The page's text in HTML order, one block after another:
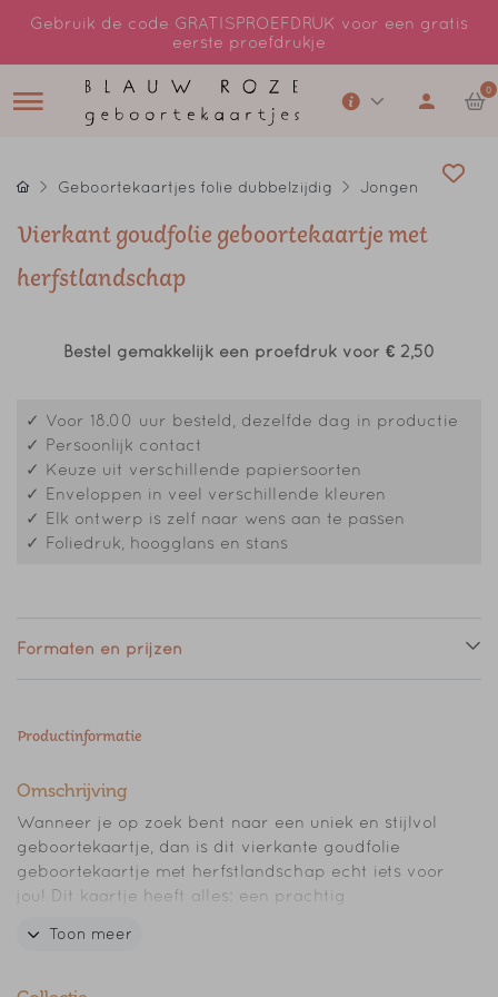
Gebruik de code GRATISPROEFDRUK voor een gratis
eerste proefdrukje
0
Geboortekaartjes folie dubbelzijdig Jongen
Vierkant goudfolie geboortekaartje met
herfstlandschap
Bestel gemakkelijk een proefdruk voor € 2,50
✓ Voor 18.00 uur besteld, dezelfde dag in productie
✓ Persoonlijk contact
✓ Keuze uit verschillende papiersoorten
✓ Enveloppen in veel verschillende kleuren
✓ Elk ontwerp is zelf naar wens aan te passen
✓ Foliedruk, hoogglans en stans
Formaten en prijzen
Productinformatie
Omschrijving
Wanneer je op zoek bent naar een uniek en stijlvol
geboortekaartje, dan is dit vierkante goudfolie
geboortekaartje met herfstlandschap echt iets voor
jou! Dit kaartje heeft alles: een prachtig
een graanveld en slingers. En in het midden staat
kleine stipjes in het landschap zijn gedrukt in
Toon meer